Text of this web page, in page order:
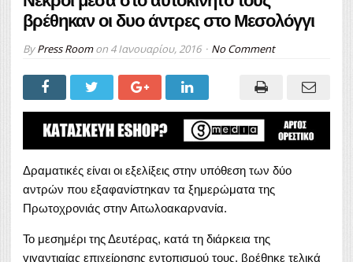
βρέθηκαν οι δυο άντρες στο Μεσολόγγι
ByPress Roomon 4 Ιανουαρίου, 2016 No Comment
Δραματικές είναι οι εξελίξεις στην υπόθεση των δύο
αντρών που εξαφανίστηκαν τα ξημερώματα της
Πρωτοχρονιάς στην Αιτωλοακαρνανία.
Το μεσημέρι της Δευτέρας, κατά τη διάρκεια της
γιγαντιαίας επιχείρησης εντοπισμού τους, βρέθηκε τελικά